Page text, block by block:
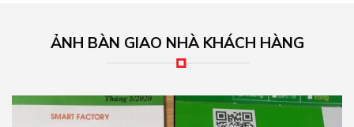
ẢNH BÀN GIAO NHÀ KHÁCH HÀNG